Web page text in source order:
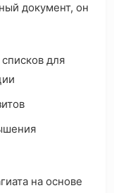
документ, он
для
на основе